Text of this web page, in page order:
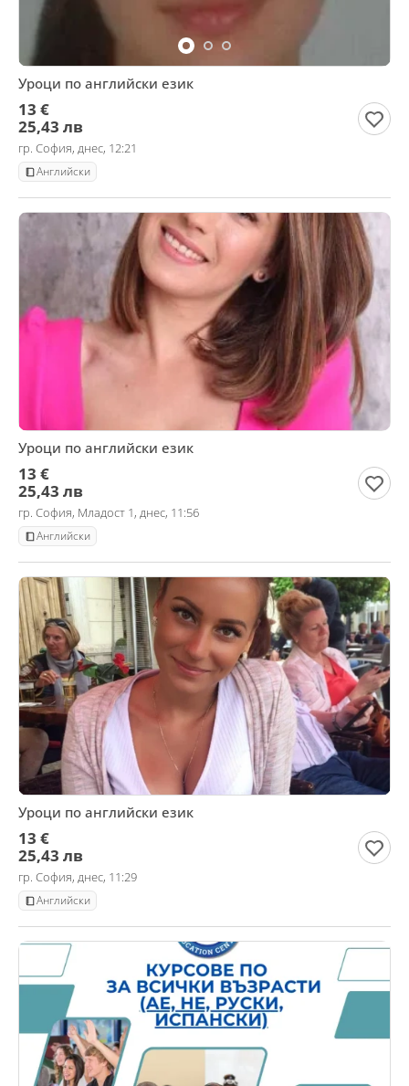
Уроци по английски език
13 €
25,43 лв
гр. София, днес, 12:21
Английски
Уроци по английски език
13 €
25,43 лв
гр. София, Младост 1, днес, 11:56
Английски
Уроци по английски език
13 €
25,43 лв
гр. София, днес, 11:29
Английски